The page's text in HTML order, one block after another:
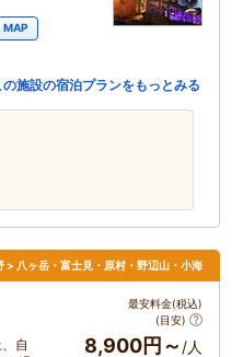
MAP
の施設の宿泊プランをもっとみる
> 八ヶ岳・富士見・原村・野辺山・小海
自
最安料金(税込)
(目安)
8,900円～ /人